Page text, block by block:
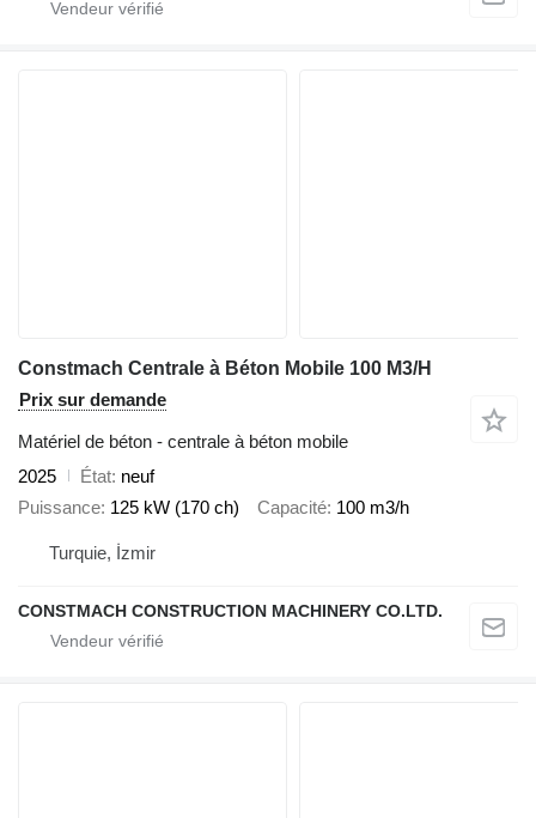
Constmach Centrale à Béton Mobile 100 M3/H
Prix sur demande
Matériel de béton - centrale à béton mobile
2025
État neuf
Puissance 125 kW (170 ch) Capacité 100 m3/h
Turquie, İzmir
CONSTMACH CONSTRUCTION MACHINERY CO.LTD.